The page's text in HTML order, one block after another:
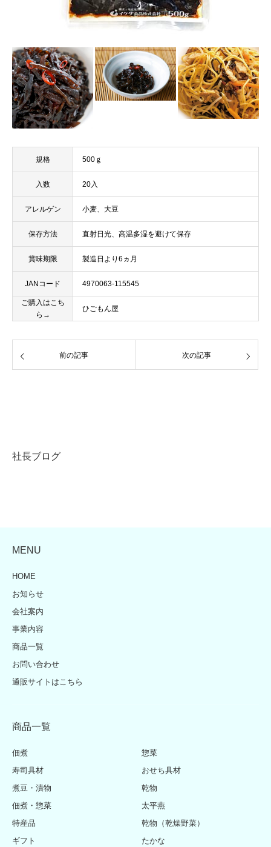
規格 500ｇ
入数 20入
アレルゲン 小麦、大豆
保存方法 直射日光、高温多湿を避けて保存
賞味期限 製造日より6ヵ月
JANコード 4970063-115545
ご購入はこち
ら→
ひごもん屋
前の記事 次の記事
社長ブログ
MENU
HOME
お知らせ
会社案内
事業内容
商品一覧
お問い合わせ
通販サイトはこちら
商品一覧
佃煮
惣菜
寿司具材
おせち具材
煮豆・漬物
乾物
佃煮・惣菜
太平燕
特産品
乾物（乾燥野菜）
ギフト
たかな